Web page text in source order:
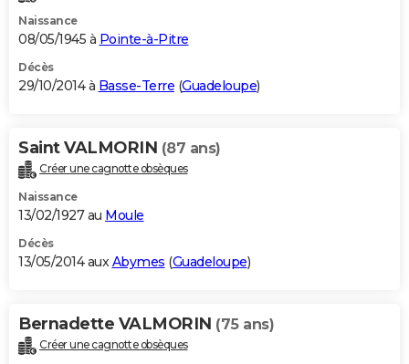
Naissance
08/05/1945 à Pointe-à-Pitre
Décès
29/10/2014 à Basse-Terre (Guadeloupe)
Saint VALMORIN (87 ans)
Créer une cagnotte obsèques
Naissance
13/02/1927 au Moule
Décès
13/05/2014 auxAbymes (Guadeloupe)
Bernadette VALMORIN (75 ans)
Créer une cagnotte obsèques